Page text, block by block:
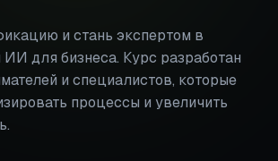
и стань экспертом в
ИИ для бизнеса. Курс разработан
и специалистов, которые
процессы и увеличить